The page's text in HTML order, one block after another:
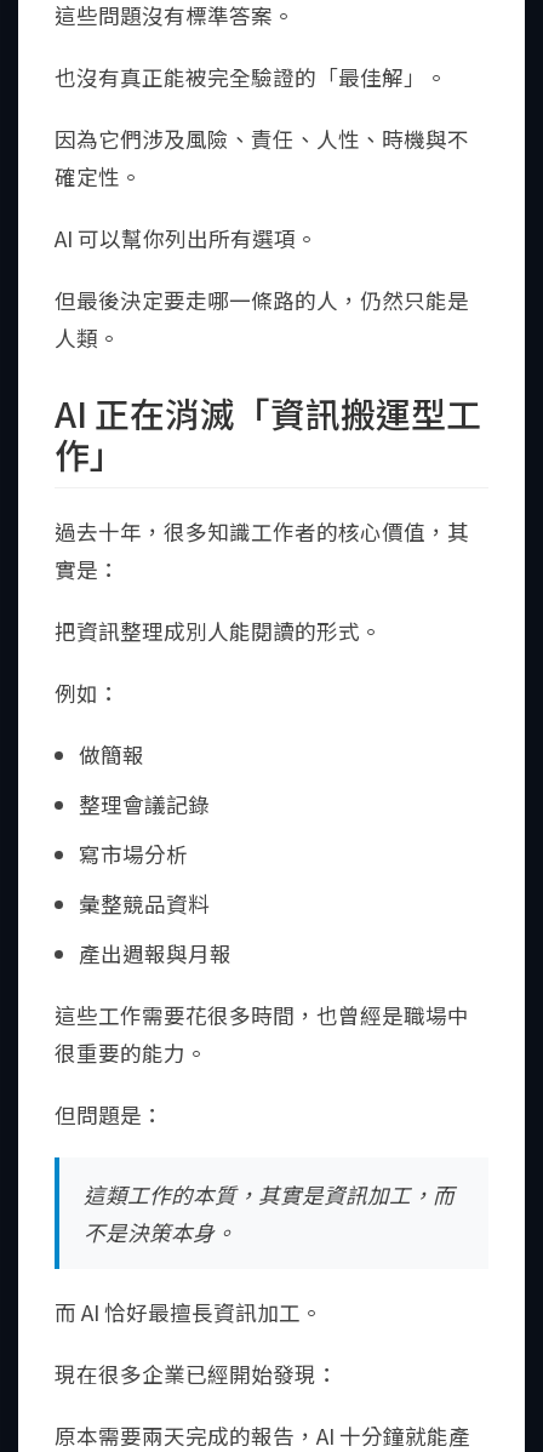
這些問題沒有標準答案。
也沒有真正能被完全驗證的「最佳解」。
因為它們涉及風險、責任、人性、時機與不
確定性。
AI 可以幫你列出所有選項。
但最後決定要走哪一條路的人，仍然只能是
人類。
AI 正在消滅「資訊搬運型工
作」
過去十年，很多知識工作者的核心價值，其
實是：
把資訊整理成別人能閱讀的形式。
例如：
做簡報
整理會議記錄
寫市場分析
彙整競品資料
產出週報與月報
這些工作需要花很多時間，也曾經是職場中
很重要的能力。
但問題是：
這類工作的本質，其實是資訊加工，而
不是決策本身。
而 AI 恰好最擅長資訊加工。
現在很多企業已經開始發現：
原本需要兩天完成的報告，AI 十分鐘就能產